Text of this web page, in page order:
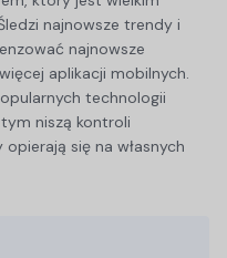
najnowsze trendy i
najnowsze
aplikacji mobilnych.
technologii
niszą kontroli
się na własnych